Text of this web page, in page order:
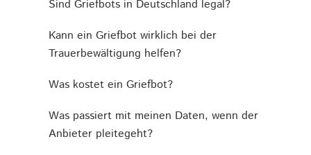
Sind Griefbots in Deutschland legal?
Kann ein Griefbot wirklich bei der
Trauerbewältigung helfen?
Was kostet ein Griefbot?
Was passiert mit meinen Daten, wenn der
Anbieter pleitegeht?